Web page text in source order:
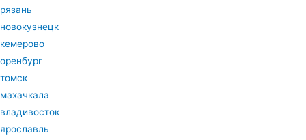
рязань
новокузнецк
кемерово
оренбург
томск
махачкала
владивосток
ярославль